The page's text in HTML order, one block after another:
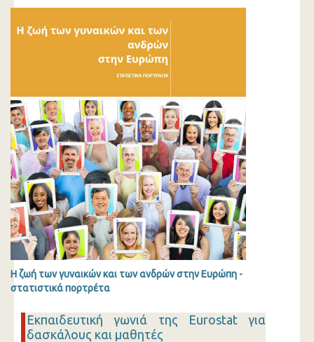
Η ζωή των γυναικών και των ανδρών στην Ευρώπη -
στατιστικά πορτρέτα
Εκπαιδευτική γωνιά της Eurostat για
δασκάλους και μαθητές